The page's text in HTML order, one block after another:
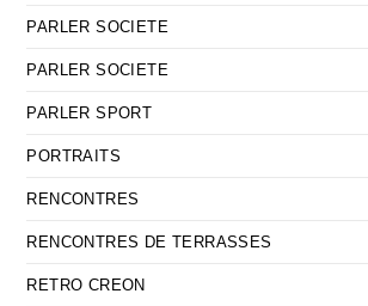
PARLER SOCIETE
PARLER SOCIETE
PARLER SPORT
PORTRAITS
RENCONTRES
RENCONTRES DE TERRASSES
RETRO CREON